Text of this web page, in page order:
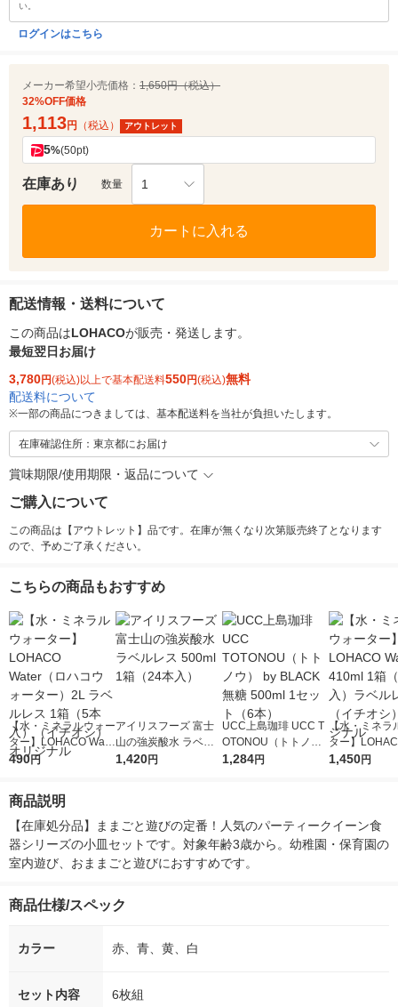
い。
ログインはこちら
メーカー希望小売価格： 1,650円（税込）
32%OFF価格
1,113円 （税込） アウトレット
5%(50pt)
在庫あり 数量 1
カートに入れる
配送情報・送料について
この商品はLOHACOが販売・発送します。
最短翌日お届け
3,780円(税込)以上で基本配送料550円(税込)無料
配送料について
※一部の商品につきましては、基本配送料を当社が負担いたします。
在庫確認住所：東京都にお届け
賞味期限/使用期限・返品について
ご購入について
この商品は【アウトレット】品です。在庫が無くなり次第販売終了となります
ので、予めご了承ください。
こちらの商品もおすすめ
【水・ミネラルウォー
ター】LOHACO Wate
r（ロハコウォータ
シ） オリジナル
490円
アイリスフーズ 富士
山の強炭酸水 ラベル
レス 500ml 1箱（24
1,420円
UCC上島珈琲 UCC T
OTONOU（トトノ
ウ） by BLACK無糖 5
1,284円
【水・ミネラ
ター】
r 410ml 1箱（
1,450円
商品説明
【在庫処分品】ままごと遊びの定番！人気のパーティークイーン食
器シリーズの小皿セットです。対象年齢3歳から。幼稚園・保育園の
室内遊び、おままごと遊びにおすすめです。
商品仕様/スペック
カラー 赤、青、黄、白
セット内容 6枚組